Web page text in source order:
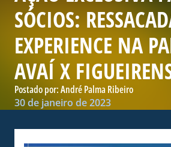
SÓCIOS:
EXPERIENCE NA
AVAÍ X
Postado por:André Palma Ribeiro
30 de janeiro de 2023